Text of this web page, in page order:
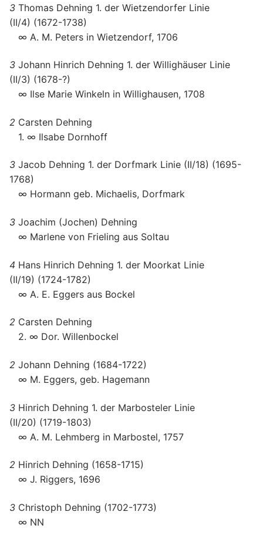
3 Thomas Dehning 1. der Wietzendorfer Linie
(II/4) (1672-1738)
∞ A. M. Peters in Wietzendorf, 1706
3 Johann Hinrich Dehning 1. der Willighäuser Linie
(II/3) (1678-?)
∞ Ilse Marie Winkeln in Willighausen, 1708
2 Carsten Dehning
1. ∞ Ilsabe Dornhoff
3 Jacob Dehning 1. der Dorfmark Linie (II/18) (1695-
1768)
∞ Hormann geb. Michaelis, Dorfmark
3 Joachim (Jochen) Dehning
∞ Marlene von Frieling aus Soltau
4 Hans Hinrich Dehning 1. der Moorkat Linie
(II/19) (1724-1782)
∞ A. E. Eggers aus Bockel
2 Carsten Dehning
2. ∞ Dor. Willenbockel
2 Johann Dehning (1684-1722)
∞ M. Eggers, geb. Hagemann
3 Hinrich Dehning 1. der Marbosteler Linie
(II/20) (1719-1803)
∞ A. M. Lehmberg in Marbostel, 1757
2 Hinrich Dehning (1658-1715)
∞ J. Riggers, 1696
3 Christoph Dehning (1702-1773)
∞ NN